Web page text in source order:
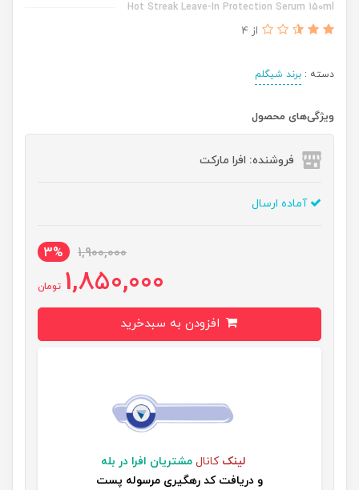
Hot Streak Leave-In Protection Serum 150ml
از 4
دسته : برند شیگلم
ویژگی‌های محصول
فروشنده: افرا مارکت
آماده ارسال
1,900,000
3%
1,850,000 تومان
لینک کانال مشتریان افرا در بله
و دریافت کد رهگیری مرسوله پست